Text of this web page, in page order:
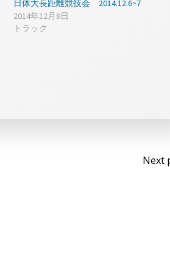
日体大長距離競技会 2014.12.6~7
2014年12月8日
トラック
Next